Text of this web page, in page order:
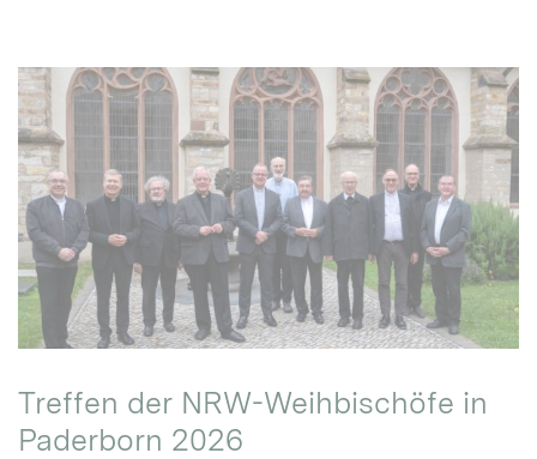
Treffen der NRW-Weihbischöfe in
Paderborn 2026